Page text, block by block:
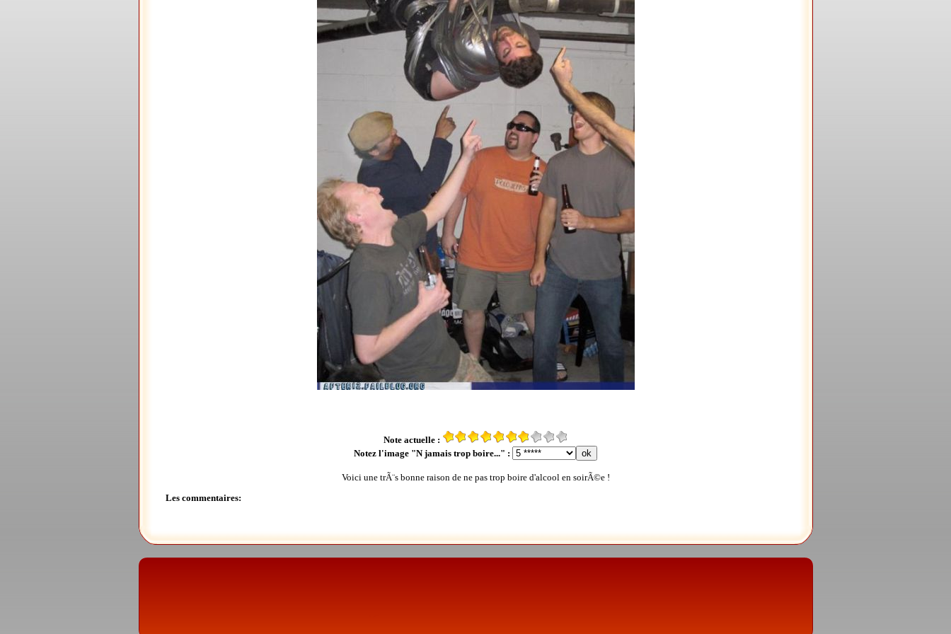
Note actuelle :
Notez l'image "N jamais trop boire..." :
Voici une trÃ¨s bonne raison de ne pas trop boire d'alcool en soirÃ©e !
Les commentaires: